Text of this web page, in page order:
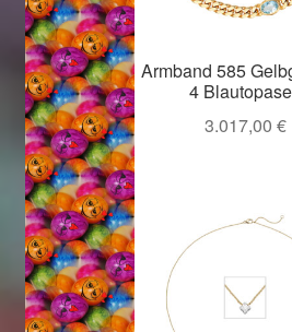
Armband 585
4
3.017,00 €